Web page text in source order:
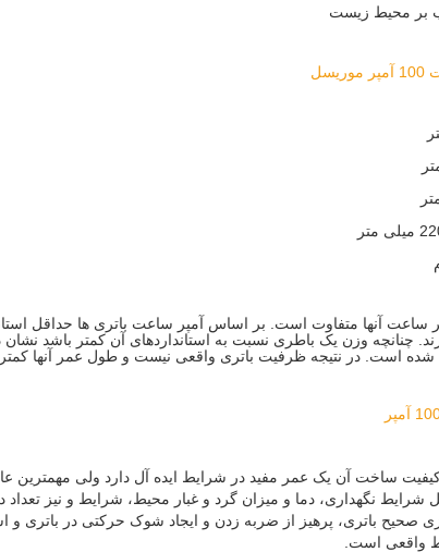
بر محیط زیست
ساعت آنها متفاوت است. بر اساس آمپر ساعت باتری ها حداقل
چنانچه وزن یک باطری نسبت به استانداردهای آن کمتر باشد نشان
شده است. در نتیجه ظرفیت باتری واقعی نیست و طول عمر آنها
کیفیت ساخت آن یک عمر مفید در شرایط ایده آل دارد ولی
شرایط نگهداری، دما و میزان گرد و غبار محیط، شرایط و نیز
صحیح باتری، پرهیز از ضربه زدن و ایجاد شوک حرکتی در باتری و
واقعی است.